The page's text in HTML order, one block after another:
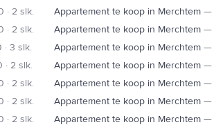
· 2 slk. Appartement te koop in Merchtem—
· 2 slk. Appartement te koop in Merchtem—
3 slk. Appartement te koop in Merchtem—
2 slk. Appartement te koop in Merchtem—
· 2 slk. Appartement te koop in Merchtem—
· 2 slk. Appartement te koop in Merchtem—
· 2 slk. Appartement te koop in Merchtem—